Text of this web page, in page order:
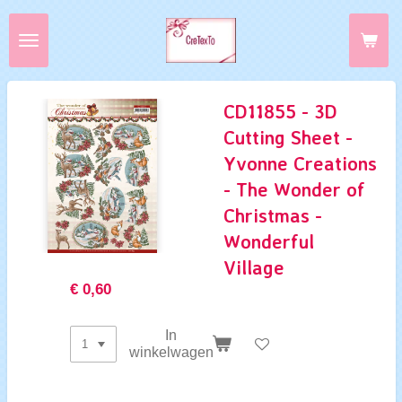
Ga
direct
de
hoofdinhoud
CD11855 - 3D
Cutting Sheet -
Yvonne Creations
- The Wonder of
Christmas -
Wonderful
Village
€ 0,60
In
winkelwagen